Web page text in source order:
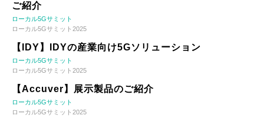
ご紹介
ローカル5Gサミット
ローカル5Gサミット2025
【IDY】IDYの産業向け5Gソリューション
ローカル5Gサミット
ローカル5Gサミット2025
【Accuver】展示製品のご紹介
ローカル5Gサミット
ローカル5Gサミット2025